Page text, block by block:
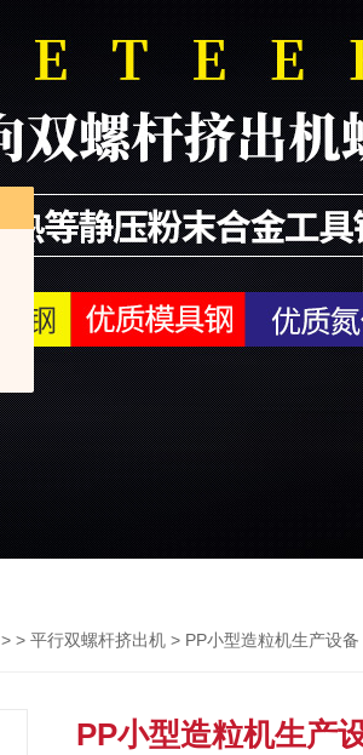
> > 平行双螺杆挤出机 > PP小型造粒机生产设
PP小型造粒机生产